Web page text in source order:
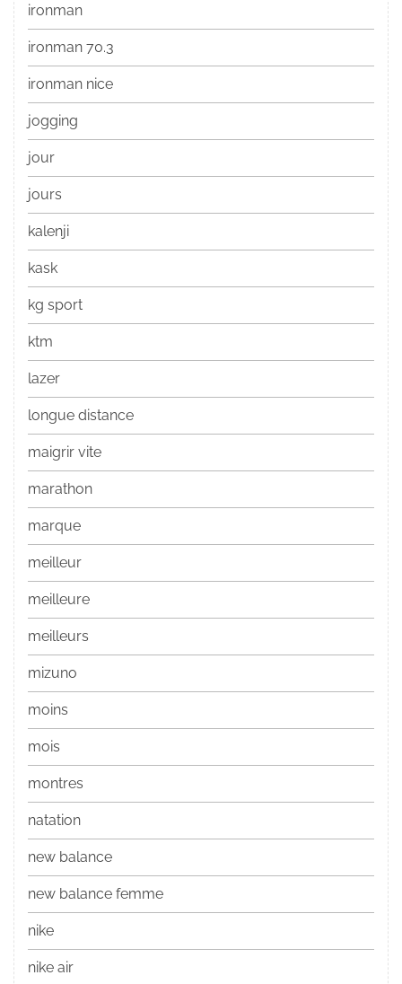
ironman
ironman 70.3
ironman nice
jogging
jour
jours
kalenji
kask
kg sport
ktm
lazer
longue distance
maigrir vite
marathon
marque
meilleur
meilleure
meilleurs
mizuno
moins
mois
montres
natation
new balance
new balance femme
nike
nike air